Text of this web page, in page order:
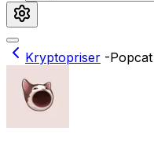
Kryptopriser -Popcat